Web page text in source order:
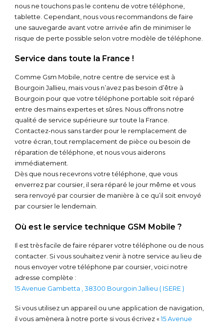
nous ne touchons pas le contenu de votre téléphone,
tablette. Cependant, nous vous recommandons de faire
une sauvegarde avant votre arrivée afin de minimiser le
risque de perte possible selon votre modèle de téléphone.
Service dans toute la France !
Comme Gsm Mobile, notre centre de service est à
Bourgoin Jallieu, mais vous n’avez pas besoin d’être à
Bourgoin pour que votre téléphone portable soit réparé
entre des mains expertes et sûres. Nous offrons notre
qualité de service supérieure sur toute la France.
Contactez-nous sans tarder pour le remplacement de
votre écran, tout remplacement de pièce ou besoin de
réparation de téléphone, et nous vous aiderons
immédiatement.
Dès que nous recevrons votre téléphone, que vous
enverrez par coursier, il sera réparé le jour même et vous
sera renvoyé par coursier de manière à ce qu’il soit envoyé
par coursier le lendemain.
Où est le service technique GSM Mobile ?
Il est très facile de faire réparer votre téléphone ou de nous
contacter. Si vous souhaitez venir à notre service au lieu de
nous envoyer votre téléphone par coursier, voici notre
adresse complète :
15 Avenue Gambetta , 38300 Bourgoin Jallieu ( ISERE )
Si vous utilisez un appareil ou une application de navigation,
il vous amènera à notre porte si vous écrivez «15 Avenue